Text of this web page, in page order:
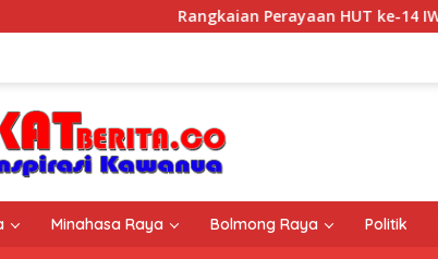
Rangkaian Perayaan HUT ke-14 IWO dimulai,
Minahasa Raya Bolmong Raya Politik